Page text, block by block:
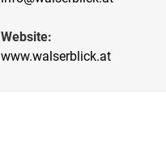
Website:
www.walserblick.at